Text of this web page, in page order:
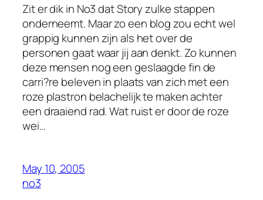
Zit er dik in No3 dat Story zulke stappen
onderneemt. Maar zo een blog zou echt wel
grappig kunnen zijn als het over de
personen gaat waar jij aan denkt. Zo kunnen
deze mensen nog een geslaagde fin de
carri?re beleven in plaats van zich met een
roze plastron belachelijk te maken achter
een draaiend rad. Wat ruist er door de roze
wei…
May 10, 2005
no3